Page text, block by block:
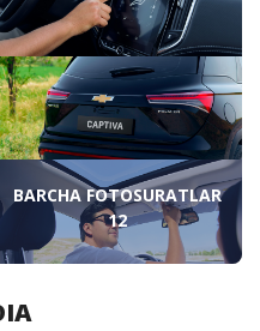
BARCHA FOTOSURATLAR
12